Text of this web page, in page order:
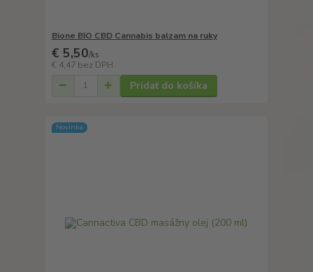
Bione BIO CBD Cannabis balzam na ruky
€ 5,50/ks
€ 4,47 bez DPH
Pridať do košíka
Novinka